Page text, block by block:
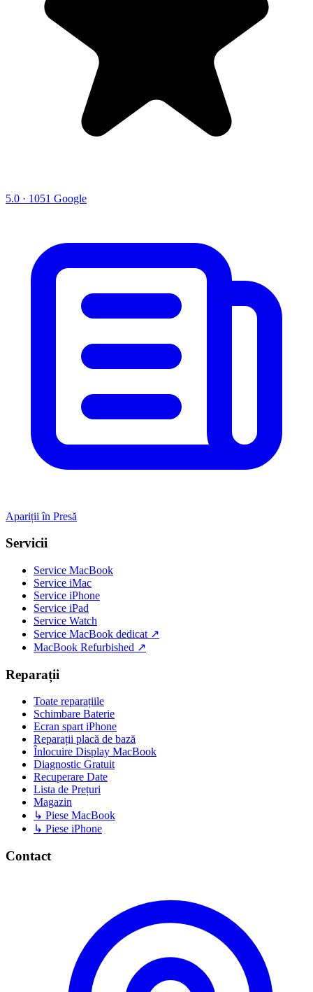
5.0 · 1051 Google
Apariții în Presă
Servicii
Service MacBook
Service iMac
Service iPhone
Service iPad
Service Watch
Service MacBook dedicat ↗
MacBook Refurbished ↗
Reparații
Toate reparațiile
Schimbare Baterie
Ecran spart iPhone
Reparații placă de bază
Înlocuire Display MacBook
Diagnostic Gratuit
Recuperare Date
Lista de Prețuri
Magazin
↳ Piese MacBook
↳ Piese iPhone
Contact